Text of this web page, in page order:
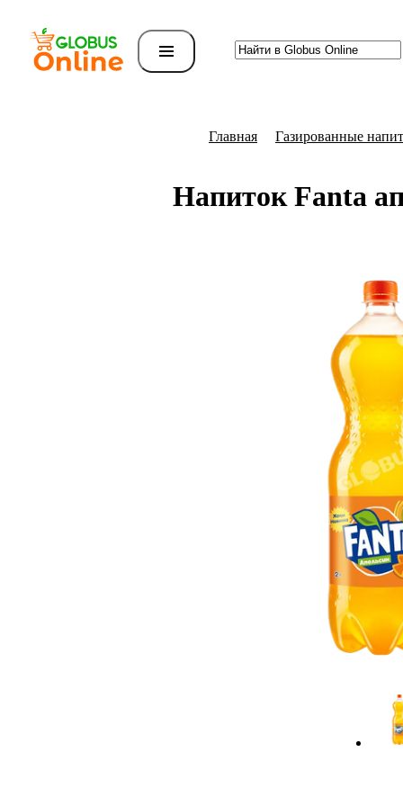
Главная Газированные
Напиток Fanta